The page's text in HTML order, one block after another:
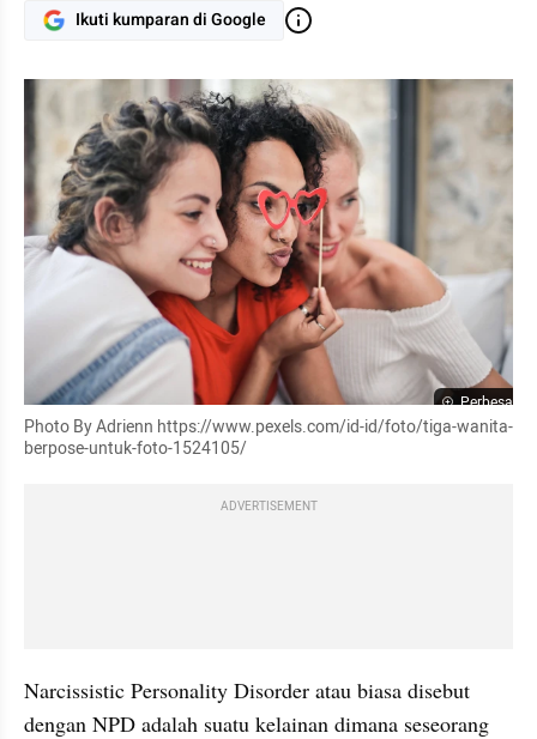
Ikuti kumparan di Google
Perbesar
Photo By Adrienn https://www.pexels.com/id-id/foto/tiga-wanita-
berpose-untuk-foto-1524105/
ADVERTISEMENT
Narcissistic Personality Disorder atau biasa disebut
dengan NPD adalah suatu kelainan dimana seseorang